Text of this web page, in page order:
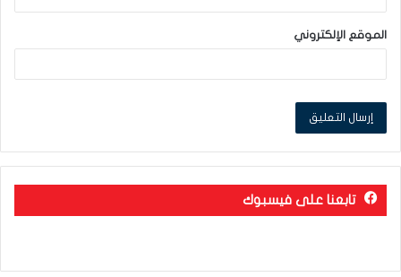
الموقع الإلكتروني
تابعنا على فيسبوك